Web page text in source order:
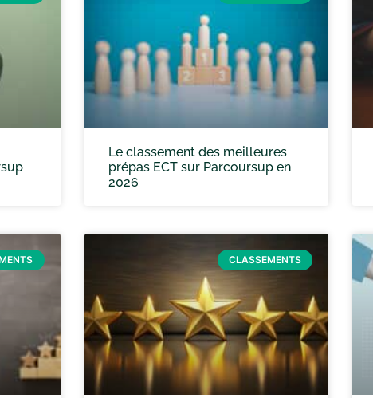
Le classement des meilleures
prépas ECT sur Parcoursup en
2026
CLASSEMENTS